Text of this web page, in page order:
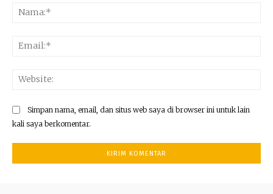
Simpan nama, email, dan situs web saya di browser ini untuk lain
kali saya berkomentar.